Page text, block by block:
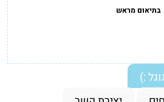
בתיאום מראש
:)